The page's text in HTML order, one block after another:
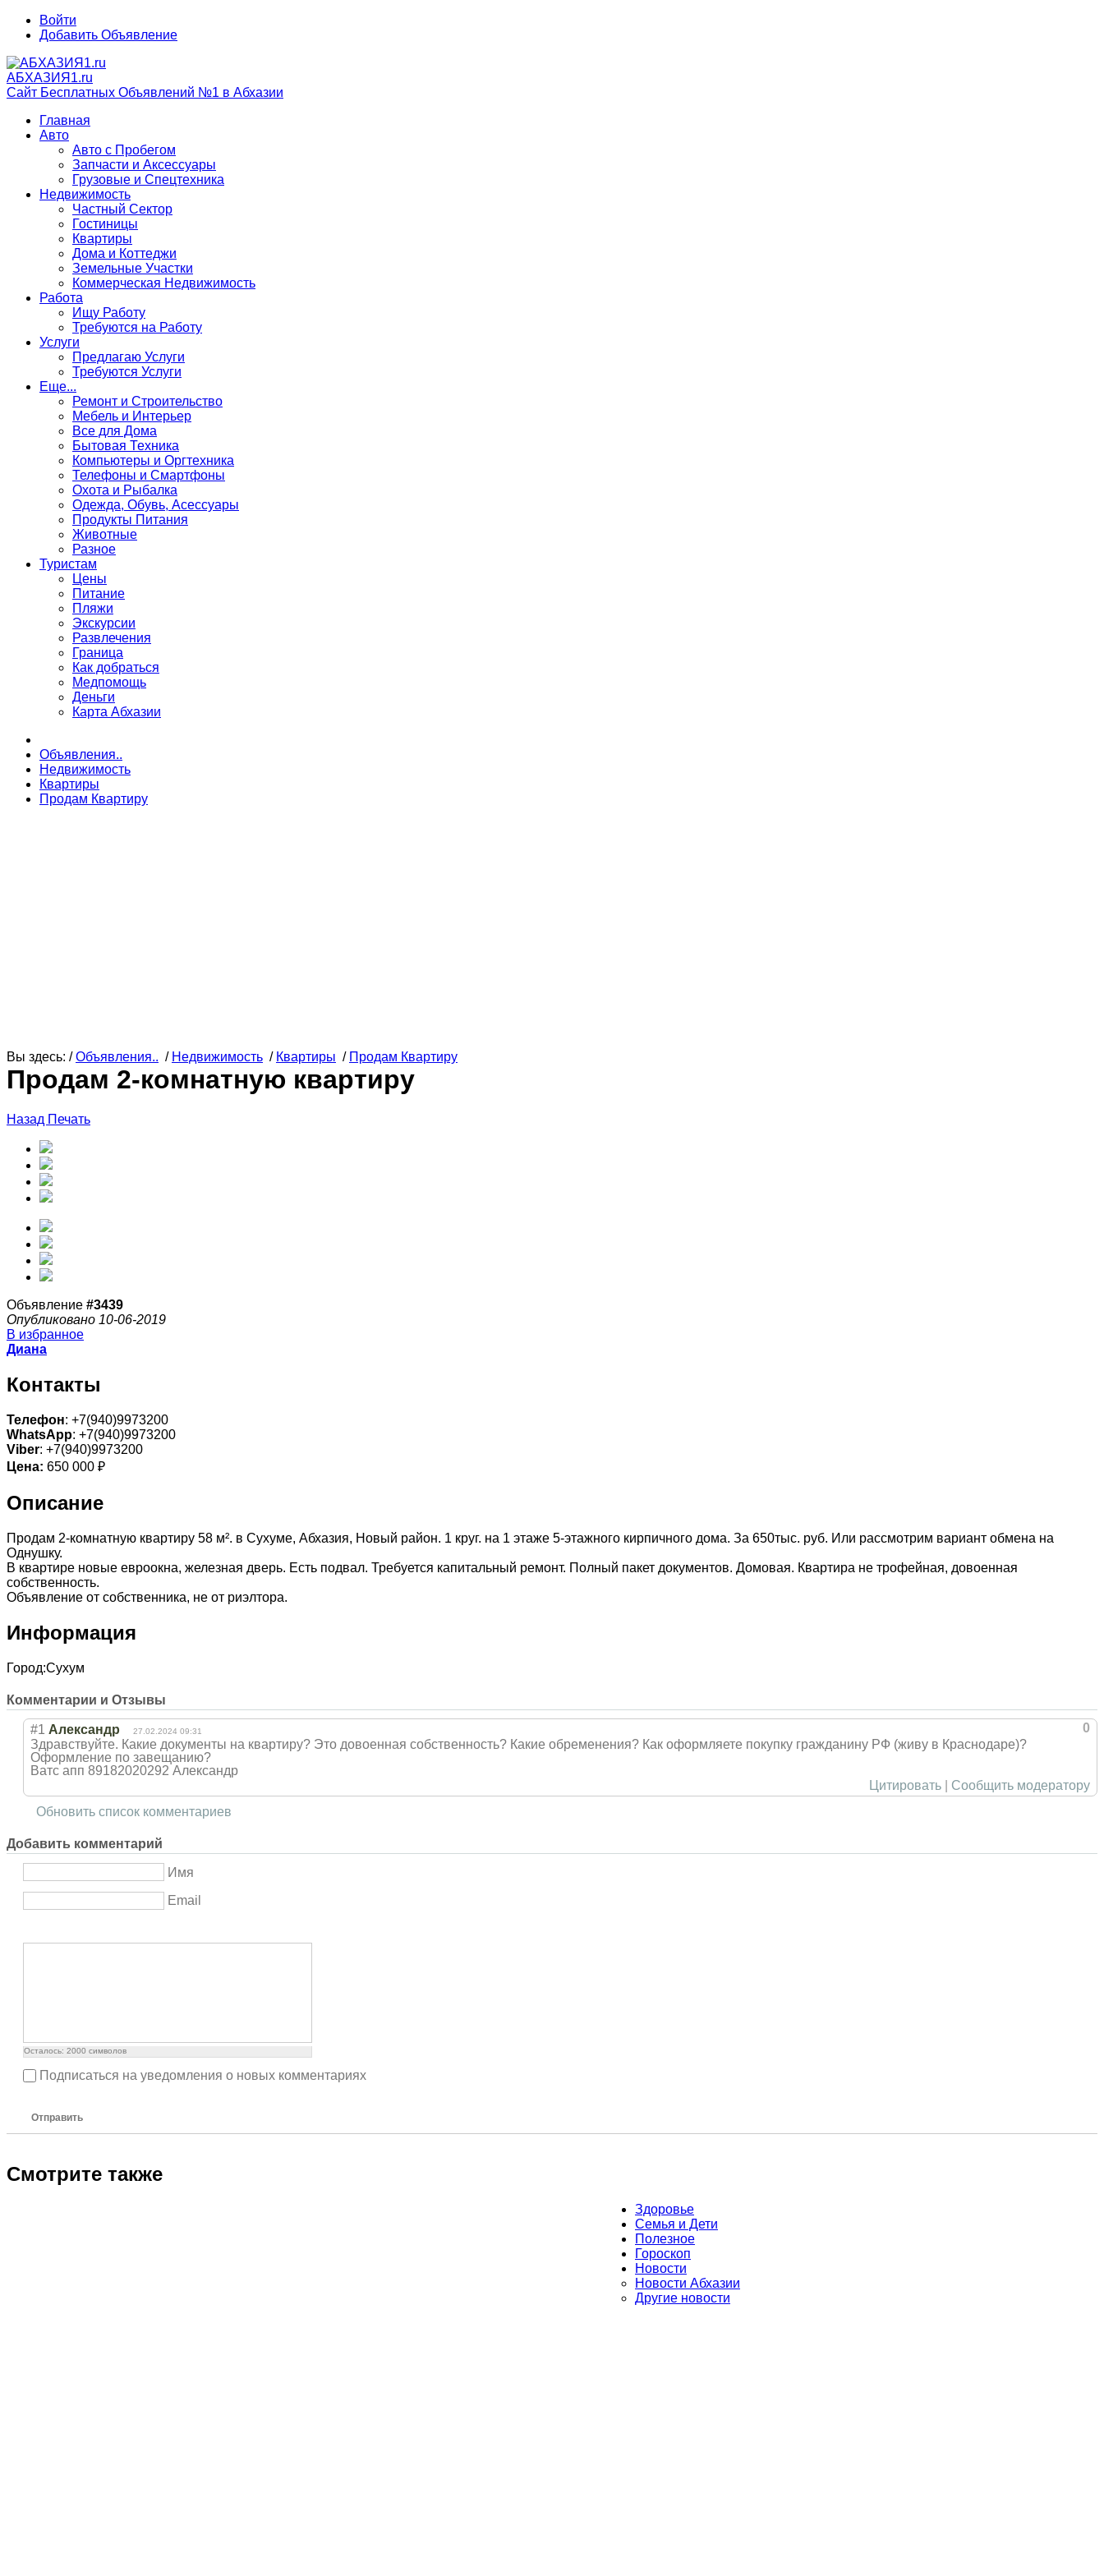
Войти
Добавить Объявление
АБХАЗИЯ1.ru
Сайт Бесплатных Объявлений №1 в Абхазии
Главная
Авто
Авто с Пробегом
Запчасти и Аксессуары
Грузовые и Спецтехника
Недвижимость
Частный Сектор
Гостиницы
Квартиры
Дома и Коттеджи
Земельные Участки
Коммерческая Недвижимость
Работа
Ищу Работу
Требуются на Работу
Услуги
Предлагаю Услуги
Требуются Услуги
Еще...
Ремонт и Строительство
Мебель и Интерьер
Все для Дома
Бытовая Техника
Компьютеры и Оргтехника
Телефоны и Смартфоны
Охота и Рыбалка
Одежда, Обувь, Асессуары
Продукты Питания
Животные
Разное
Туристам
Цены
Питание
Пляжи
Экскурсии
Развлечения
Граница
Как добраться
Медпомощь
Деньги
Карта Абхазии
Объявления..
Недвижимость
Квартиры
Продам Квартиру
Вы здесь: /Объявления.. / Недвижимость / Квартиры / Продам Квартиру
Продам 2-комнатную квартиру
Назад Печать
Объявление #3439
Опубликовано 10-06-2019
В избранное
Диана
Контакты
Телефон: +7(940)9973200
WhatsApp: +7(940)9973200
Viber: +7(940)9973200
Цена: 650 000 ₽
Описание
Продам 2-комнатную квартиру 58 м². в Сухуме, Абхазия, Новый район. 1 круг. на 1 этаже 5-этажного кирпичного дома. За 650тыс. руб. Или рассмотрим вариант обмена на
Однушку.
В квартире новые евроокна, железная дверь. Есть подвал. Требуется капитальный ремонт. Полный пакет документов. Домовая. Квартира не трофейная, довоенная
собственность.
Объявление от собственника, не от риэлтора.
Информация
Город:Сухум
Комментарии и Отзывы
0
#1 Александр 27.02.2024 09:31
Здравствуйте. Какие документы на квартиру? Это довоенная собственность? Какие обременения? Как оформляете покупку гражданину РФ (живу в Краснодаре)?
Оформление по завещанию?
Ватс апп 89182020292 Александр
Цитировать
Сообщить модератору
Обновить список комментариев
Добавить комментарий
Имя
Email
Осталось: 2000 символов
Подписаться на уведомления о новых комментариях
Отправить
Смотрите также
Здоровье
Семья и Дети
Полезное
Гороскоп
Новости
Новости Абхазии
Другие новости